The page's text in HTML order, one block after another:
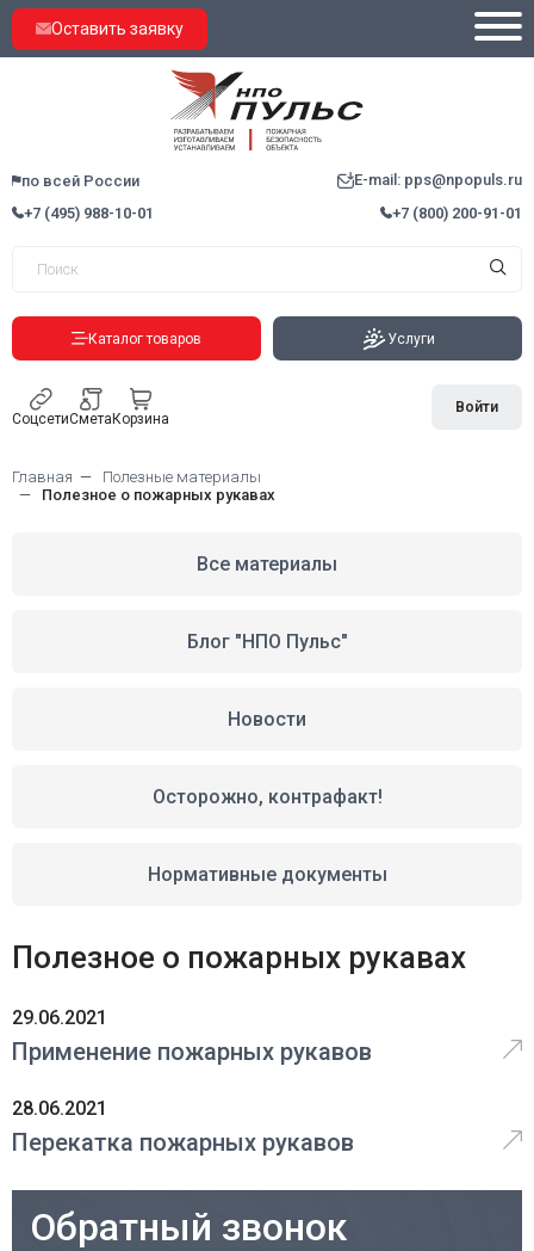
Оставить заявку
по всей России
E-mail: pps@npopuls.ru
+7 (495) 988-10-01
+7 (800) 200-91-01
Каталог товаров Услуги
СоцсетиСметаКорзина
Войти
Главная
Полезные материалы
Полезное о пожарных рукавах
Все материалы
Блог "НПО Пульс"
Новости
Осторожно, контрафакт!
Нормативные документы
Полезное о пожарных рукавах
29.06.2021
Применение пожарных рукавов
28.06.2021
Перекатка пожарных рукавов
Обратный звонок